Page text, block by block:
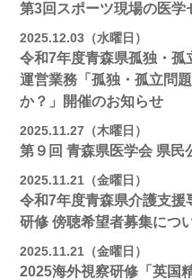
第3回スポーツ現場の医学
2025.12.03（水曜日）
令和7年度青森県孤独・孤
運営業務「孤独・孤立問
か？」開催のお知らせ
2025.11.27（木曜日）
第９回 青森県医学会 県民
2025.11.21（金曜日）
令和7年度青森県介護支
研修 傍聴希望者募集につ
2025.11.21（金曜日）
2025海外視察研修「英国